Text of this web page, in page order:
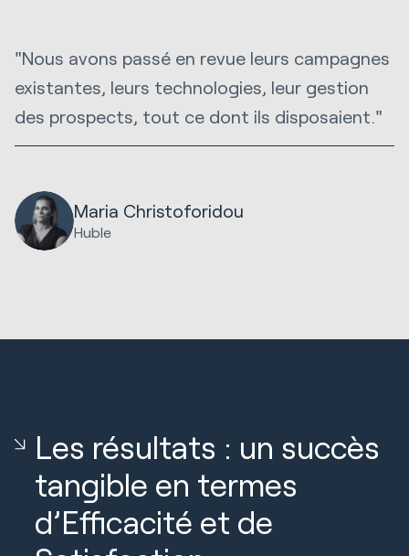
Maria Christoforidou
Huble
"Nous avons passé en revue leurs campagnes
existantes, leurs technologies, leur gestion
des prospects, tout ce dont ils disposaient."
Les résultats : un succès
tangible en termes
d’Efficacité et de